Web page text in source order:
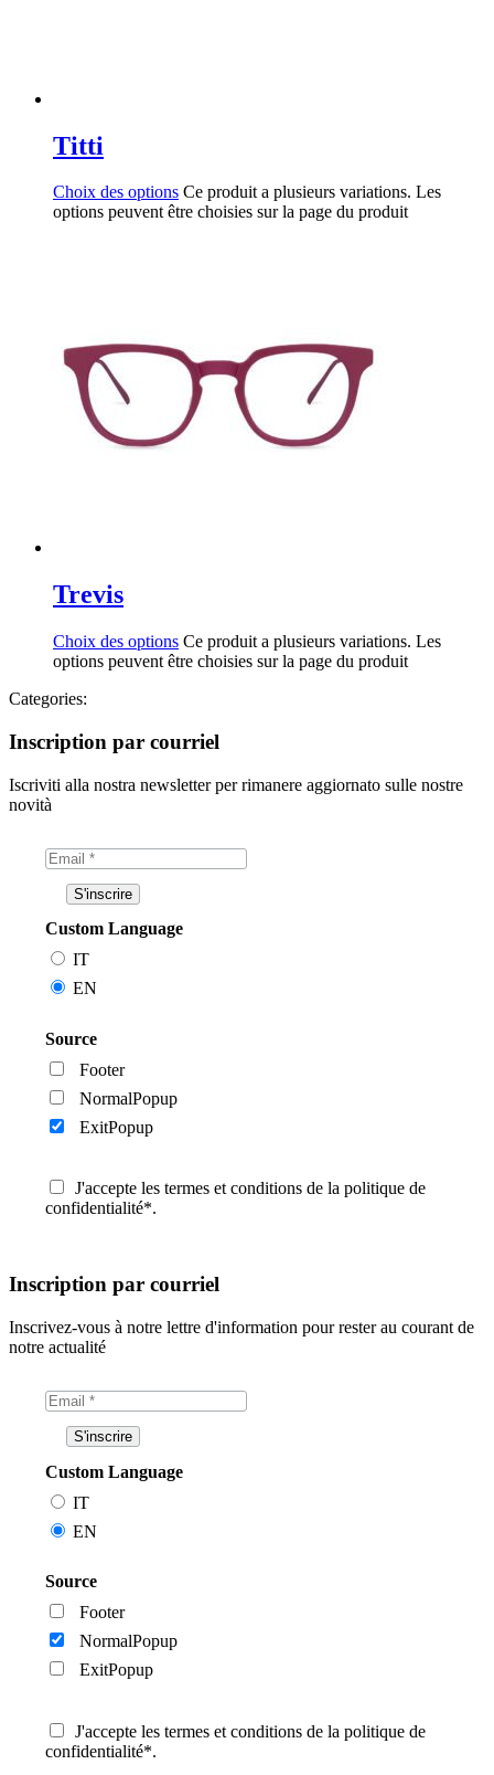
Titti
Choix des options Ce produit a plusieurs variations. Les
options peuvent être choisies sur la page du produit
Trevis
Choix des options Ce produit a plusieurs variations. Les
options peuvent être choisies sur la page du produit
Categories:
Inscription par courriel
Iscriviti alla nostra newsletter per rimanere aggiornato sulle nostre
novità
Custom Language
IT
EN
Source
Footer
NormalPopup
ExitPopup
J'accepte les termes et conditions de la politique de
confidentialité*.
Inscription par courriel
Inscrivez-vous à notre lettre d'information pour rester au courant de
notre actualité
Custom Language
IT
EN
Source
Footer
NormalPopup
ExitPopup
J'accepte les termes et conditions de la politique de
confidentialité*.